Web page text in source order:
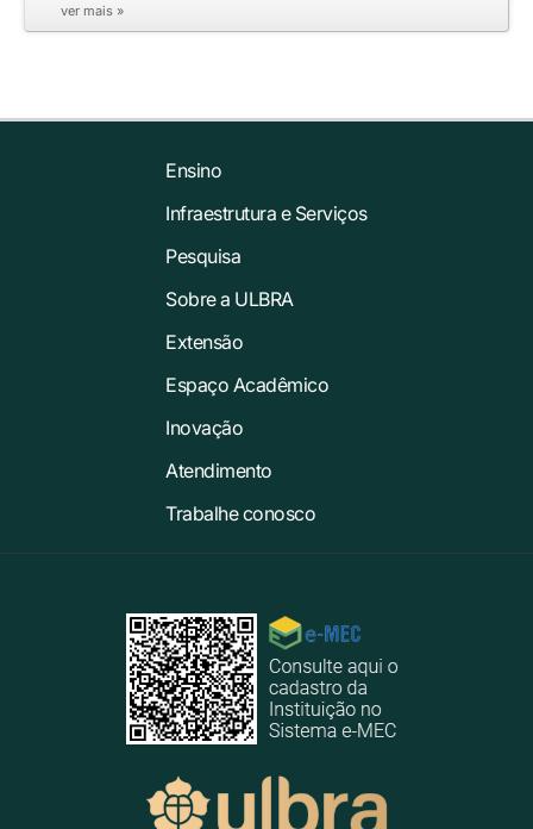
ver mais »
Ensino
Infraestrutura e Serviços
Pesquisa
Sobre a ULBRA
Extensão
Espaço Acadêmico
Inovação
Atendimento
Trabalhe conosco